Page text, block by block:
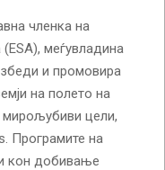
членка на
(ESA), меѓувладина
и промовира
на полето на
цели,
Програмите на
кон добивање